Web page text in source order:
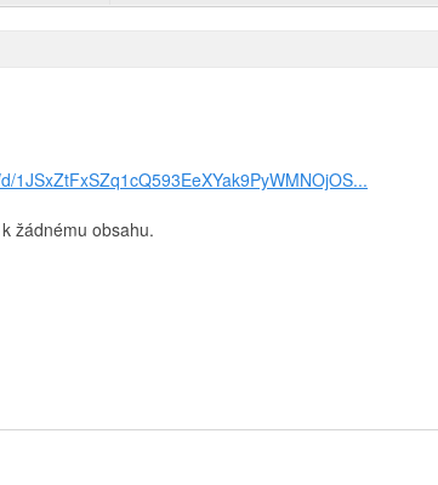
1JSxZtFxSZq1cQ593EeXYak9PyWMNOjOS...
žádnému obsahu.